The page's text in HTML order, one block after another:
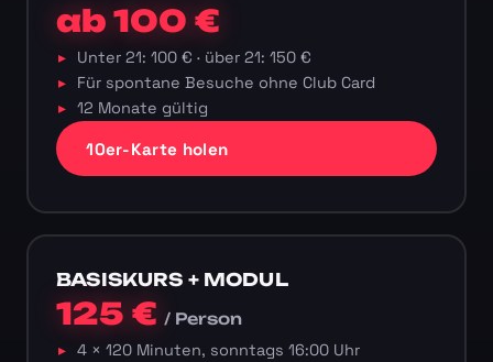
ab 100 €
Unter 21: 100 € · über 21: 150 €
Für spontane Besuche ohne Club Card
12 Monate gültig
10er-Karte holen
BASISKURS + MODUL
125 €/ Person
4 × 120 Minuten, sonntags 16:00 Uhr